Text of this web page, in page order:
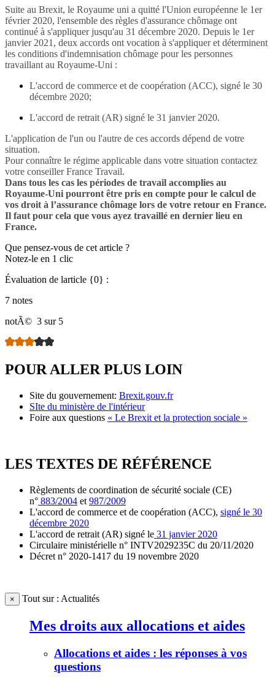
Suite au Brexit, le Royaume uni a quitté l'Union européenne le 1er
février 2020, l'ensemble des règles d'assurance chômage ont
continué à s'appliquer jusqu'au 31 décembre 2020. Depuis le 1er
janvier 2021, deux accords ont vocation à s'appliquer et déterminent
les conditions d'indemnisation chômage pour les personnes
travaillant au Royaume-Uni :
L'accord de commerce et de coopération (ACC), signé le 30
décembre 2020;
L'accord de retrait (AR) signé le 31 janvier 2020.
L'application de l'un ou l'autre de ces accords dépend de votre
situation.
Pour connaître le régime applicable dans votre situation contactez
votre conseiller France Travail.
Dans tous les cas les périodes de travail accomplies au
Royaume-Uni pourront être pris en compte pour le calcul de
vos droit à l’assurance chômage lors de votre retour en France.
Il faut pour cela que vous ayez travaillé en dernier lieu en
France.
Que pensez-vous de cet article ?
Notez-le en 1 clic
Évaluation de larticle {0} :
7 notes
notÃ© 3 sur 5
POUR ALLER PLUS LOIN
Site du gouvernement: Brexit.gouv.fr
SIte du ministère de l'intérieur
Foire aux questions « Le Brexit et la protection sociale »
LES TEXTES DE RÉFÉRENCE
Règlements de coordination de sécurité sociale (CE)
n° 883/2004 et 987/2009
L'accord de commerce et de coopération (ACC), signé le 30
décembre 2020
L'accord de retrait (AR) signé le 31 janvier 2020
Circulaire ministérielle n° INTV2029235C du 20/11/2020
Décret n° 2020-1417 du 19 novembre 2020
× Tout sur : Actualités
Mes droits aux allocations et aides
Allocations et aides : les réponses à vos
questions